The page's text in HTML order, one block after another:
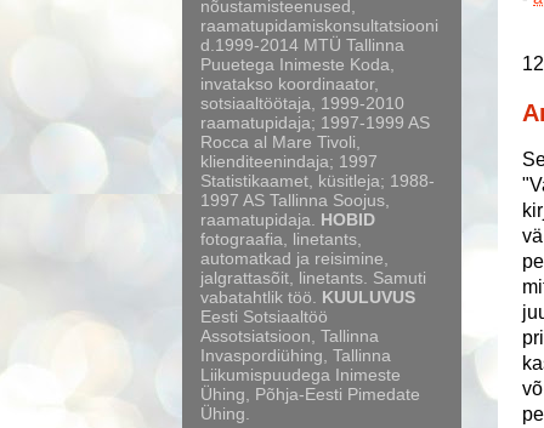
nõustamisteenused,
raamatupidamiskonsultatsiooni
d.1999-2014 MTÜ Tallinna
Puuetega Inimeste Koda,
invatakso koordinaator,
sotsiaaltöötaja, 1999-2010
raamatupidaja; 1997-1999 AS
Rocca al Mare Tivoli,
klienditeenindaja; 1997
Statistikaamet, küsitleja; 1988-
1997 AS Tallinna Soojus,
raamatupidaja. HOBID
fotograafia, linetants,
automatkad ja reisimine,
jalgrattasõit, linetants. Samuti
vabatahtlik töö. KUULUVUS
Eesti Sotsiaaltöö
Assotsiatsioon, Tallinna
Invaspordiühing, Tallinna
Liikumispuudega Inimeste
Ühing, Põhja-Eesti Pimedate
Ühing.